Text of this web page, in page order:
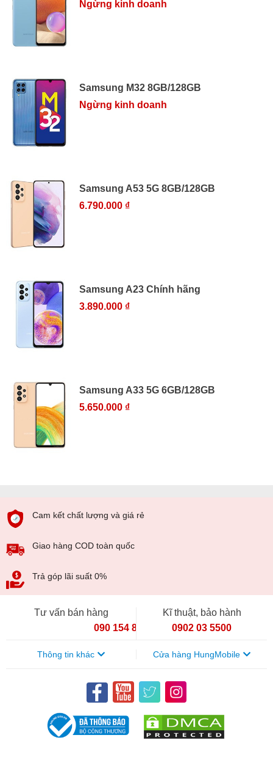
Ngừng kinh doanh
Samsung M32 8GB/128GB
Ngừng kinh doanh
Samsung A53 5G 8GB/128GB
6.790.000 ₫
Samsung A23 Chính hãng
3.890.000 ₫
Samsung A33 5G 6GB/128GB
5.650.000 ₫
Cam kết chất lượng và giá rẻ
Giao hàng COD toàn quốc
Trả góp lãi suất 0%
Tư vấn bán hàng
090 154 8866
Kĩ thuật, bảo hành
0902 03 5500
Thông tin khác Cửa hàng HungMobile